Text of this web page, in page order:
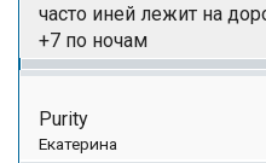
часто иней лежит на
+7 по ночам
Purity
Екатерина